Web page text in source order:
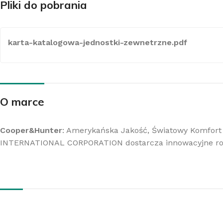
Pliki do pobrania
karta-katalogowa-jednostki-zewnetrzne.pdf
O marce
Cooper&Hunter: Amerykańska Jakość, Światowy
INTERNATIONAL CORPORATION dostarcza